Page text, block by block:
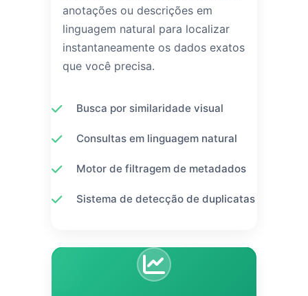
anotações ou descrições em
linguagem natural para localizar
instantaneamente os dados exatos
que você precisa.
Busca por similaridade visual
Consultas em linguagem natural
Motor de filtragem de metadados
Sistema de detecção de duplicatas